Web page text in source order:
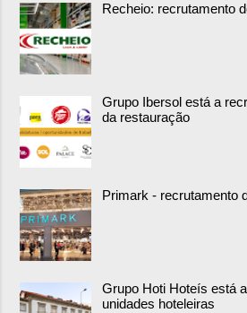
Recheio: recrutamento
Grupo Ibersol está a
da restauração
Primark - recrutamento
Grupo Hoti Hoteís está
unidades hoteleiras